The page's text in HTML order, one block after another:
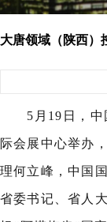
大唐领域（陕西
5月19日，
际会展中心举办
理何立峰，中国
省委书记、省人